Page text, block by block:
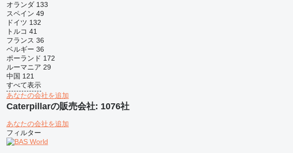
オランダ 133
スペイン 49
ドイツ 132
トルコ 41
フランス 36
ベルギー 36
ポーランド 172
ルーマニア 29
中国 121
すべて表示
あなたの会社を追加
Caterpillarの販売会社: 1076社
あなたの会社を追加
フィルター